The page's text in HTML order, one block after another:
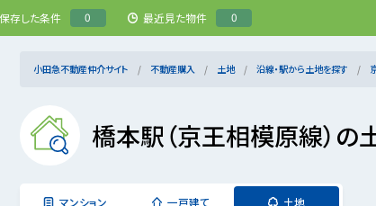
保存した条件 0 最近見た物件 0
小田急不動産仲介サイト 不動産購入 土地 沿線・駅から土地を探す
橋本駅（京王相模原線）
マンション 一戸建て 土地